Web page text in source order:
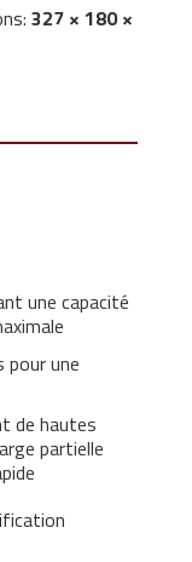
327 × 180 ×
une capacité
pour une
de hautes
partielle